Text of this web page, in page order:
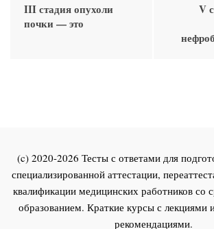
III стадия опухоли
почки — это
V
(c) 2020-2026 Тесты с ответами для
специализированной аттестации,
квалификации медицинских работников
образованием. Краткие курсы с лекциями
рекомендациями.